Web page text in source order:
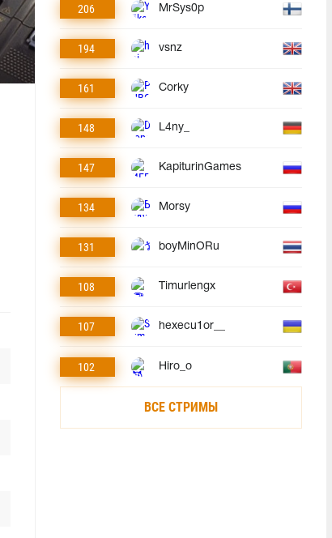
206 MrSys0p
194 vsnz
161 Corky
148 L4ny_
147 KapiturinGames
134 Morsy
131 boyMinORu
108 Timurlengx
107 hexecu1or__
102 Hiro_o
ВСЕ СТРИМЫ